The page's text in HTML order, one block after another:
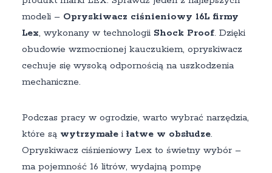
modeli – Opryskiwacz ciśnieniowy 16L firmy
Lex, wykonany w technologii Shock Proof. Dzięki
obudowie wzmocnionej kauczukiem, opryskiwacz
cechuje się wysoką odpornością na uszkodzenia
mechaniczne.
Podczas pracy w ogrodzie, warto wybrać narzędzia,
które są wytrzymałei łatwe w obsłudze.
Opryskiwacz ciśnieniowy Lex to świetny wybór –
ma pojemność 16 litrów, wydajną pompę